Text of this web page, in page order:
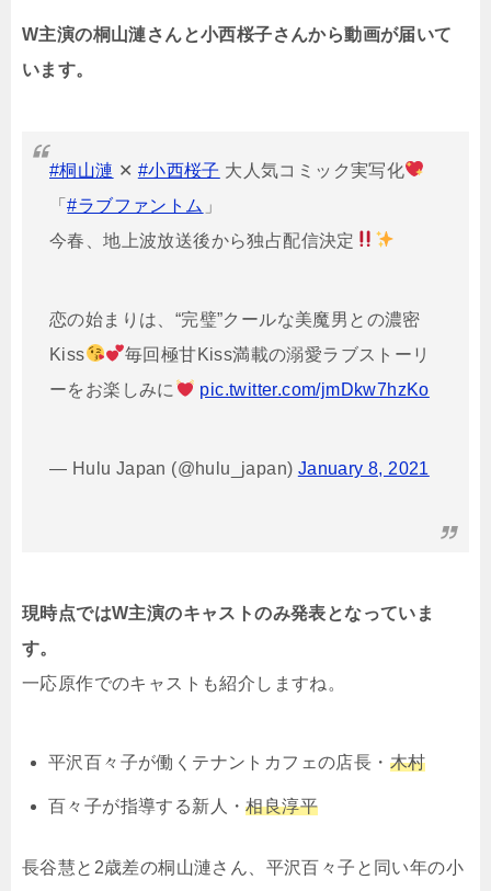
W主演の桐山漣さんと小西桜子さんから動画が届いて
います。
#桐山漣 ✕ #小西桜子 大人気コミック実写化
「#ラブファントム 」
今春、地上波放送後から独占配信決定
恋の始まりは、“完璧”クールな美魔男との濃密
Kiss
毎回極甘Kiss満載の溺愛ラブストーリ
ーをお楽しみに
pic.twitter.com/jmDkw7hzKo
— Hulu Japan (@hulu_japan) January 8, 2021
現時点ではW主演のキャストのみ発表となっていま
す。
一応原作でのキャストも紹介しますね。
平沢百々子が働くテナントカフェの店長・ 木村
百々子が指導する新人・相良淳平
長谷慧と2歳差の桐山漣さん、平沢百々子と同い年の小